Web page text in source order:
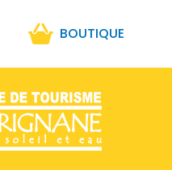
BOUTIQUE